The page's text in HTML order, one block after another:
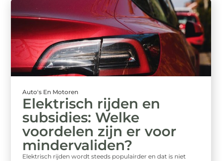
Auto's En Motoren
Elektrisch rijden en
subsidies: Welke
voordelen zijn er voor
mindervaliden?
Elektrisch rijden wordt steeds populairder en dat is niet